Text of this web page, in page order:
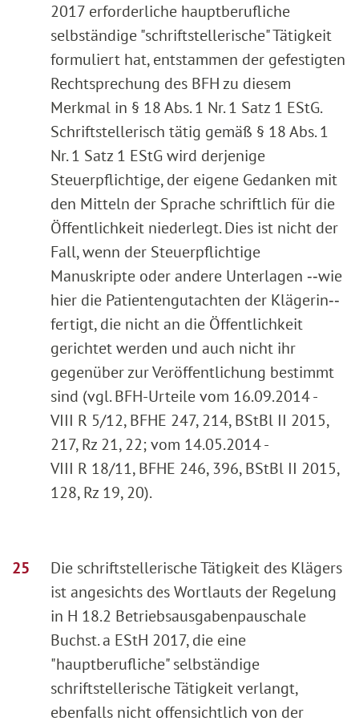
2017 erforderliche hauptberufliche
selbständige "schriftstellerische" Tätigkeit
formuliert hat, entstammen der gefestigten
Rechtsprechung des BFH zu diesem
Merkmal in § 18 Abs. 1 Nr. 1 Satz 1 EStG.
Schriftstellerisch tätig gemäß § 18 Abs. 1
Nr. 1 Satz 1 EStG wird derjenige
Steuerpflichtige, der eigene Gedanken mit
den Mitteln der Sprache schriftlich für die
Öffentlichkeit niederlegt. Dies ist nicht der
Fall, wenn der Steuerpflichtige
Manuskripte oder andere Unterlagen ‑‑wie
hier die Patientengutachten der Klägerin‑‑
fertigt, die nicht an die Öffentlichkeit
gerichtet werden und auch nicht ihr
gegenüber zur Veröffentlichung bestimmt
sind (vgl. BFH-Urteile vom 16.09.2014 -
VIII R 5/12, BFHE 247, 214, BStBl II 2015,
217, Rz 21, 22; vom 14.05.2014 -
VIII R 18/11, BFHE 246, 396, BStBl II 2015,
128, Rz 19, 20).
Die schriftstellerische Tätigkeit des Klägers
ist angesichts des Wortlauts der Regelung
in H 18.2 Betriebsausgabenpauschale
Buchst. a EStH 2017, die eine
"hauptberufliche" selbständige
schriftstellerische Tätigkeit verlangt,
ebenfalls nicht offensichtlich von der